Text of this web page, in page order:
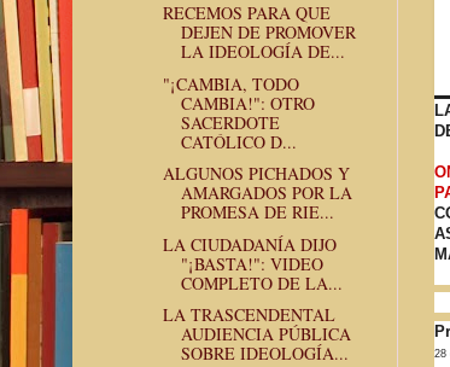
28
RECEMOS PARA QUE
DEJEN DE PROMOVER
LA IDEOLOGÍA DE...
"¡CAMBIA, TODO
CAMBIA!": OTRO
SACERDOTE
CATÓLICO D...
ALGUNOS PICHADOS Y
AMARGADOS POR LA
PROMESA DE RIE...
LA CIUDADANÍA DIJO
"¡BASTA!": VIDEO
COMPLETO DE LA...
LA TRASCENDENTAL
AUDIENCIA PÚBLICA
SOBRE IDEOLOGÍA...